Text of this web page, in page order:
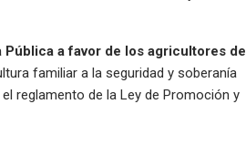
Pública a favor de los agricultores de
familiar a la seguridad y soberanía
reglamento de la Ley de Promoción y